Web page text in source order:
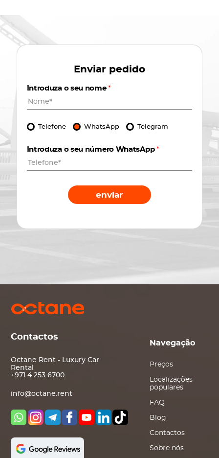
Enviar pedido
Introduza o seu nome*
Telefone WhatsApp Telegram
Introduza o seu número WhatsApp *
enviar
Contactos
Octane Rent - Luxury Car
Rental
+971 4 253 6700
info@octane.rent
Navegação
Preços
Localizações
populares
FAQ
Blog
Contactos
Sobre nós